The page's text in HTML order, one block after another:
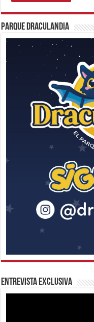
Parque Draculandia
Entrevista Exclusiva